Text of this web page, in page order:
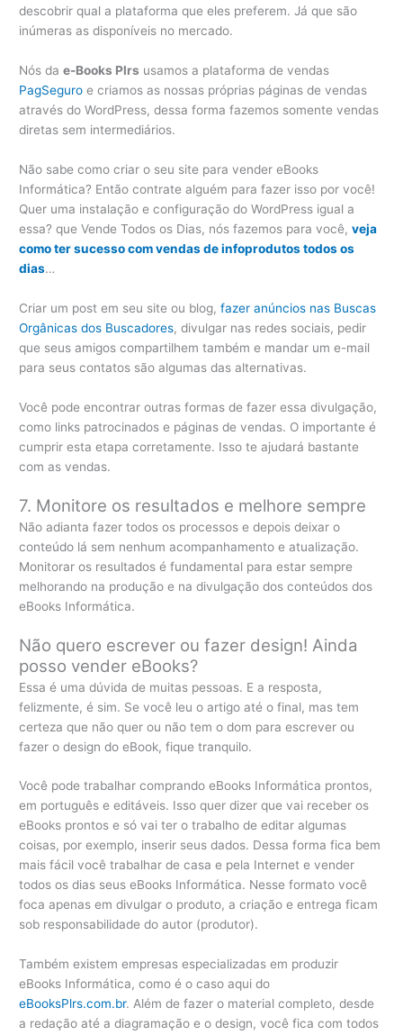
descobrir qual a plataforma que eles preferem. Já que são
inúmeras as disponíveis no mercado.
Nós dae-Books Plrs usamos a plataforma de vendas
PagSeguro e criamos as nossas próprias páginas de vendas
através do WordPress, dessa forma fazemos somente vendas
diretas sem intermediários.
Não sabe como criar o seu site para vender eBooks
Informática? Então contrate alguém para fazer isso por você!
Quer uma instalação e configuração do WordPress igual a
essa? que Vende Todos os Dias, nós fazemos para você,veja
como ter sucesso com vendas de infoprodutos todos os
dias…
Criar um post em seu site ou blog,fazer anúncios nas Buscas
Orgânicas dos Buscadores, divulgar nas redes sociais, pedir
que seus amigos compartilhem também e mandar um e-mail
para seus contatos são algumas das alternativas.
Você pode encontrar outras formas de fazer essa divulgação,
como links patrocinados e páginas de vendas. O importante é
cumprir esta etapa corretamente. Isso te ajudará bastante
com as vendas.
7. Monitore os resultados e melhore sempre
Não adianta fazer todos os processos e depois deixar o
conteúdo lá sem nenhum acompanhamento e atualização.
Monitorar os resultados é fundamental para estar sempre
melhorando na produção e na divulgação dos conteúdos dos
eBooks Informática.
Não quero escrever ou fazer design! Ainda
posso vender eBooks?
Essa é uma dúvida de muitas pessoas. E a resposta,
felizmente, é sim. Se você leu o artigo até o final, mas tem
certeza que não quer ou não tem o dom para escrever ou
fazer o design do eBook, fique tranquilo.
Você pode trabalhar comprando eBooks Informática prontos,
em português e editáveis. Isso quer dizer que vai receber os
eBooks prontos e só vai ter o trabalho de editar algumas
coisas, por exemplo, inserir seus dados. Dessa forma fica bem
mais fácil você trabalhar de casa e pela Internet e vender
todos os dias seus eBooks Informática. Nesse formato você
foca apenas em divulgar o produto, a criação e entrega ficam
sob responsabilidade do autor (produtor).
Também existem empresas especializadas em produzir
eBooks Informática, como é o caso aqui do
eBooksPlrs.com.br. Além de fazer o material completo, desde
a redação até a diagramação e o design, você fica com todos